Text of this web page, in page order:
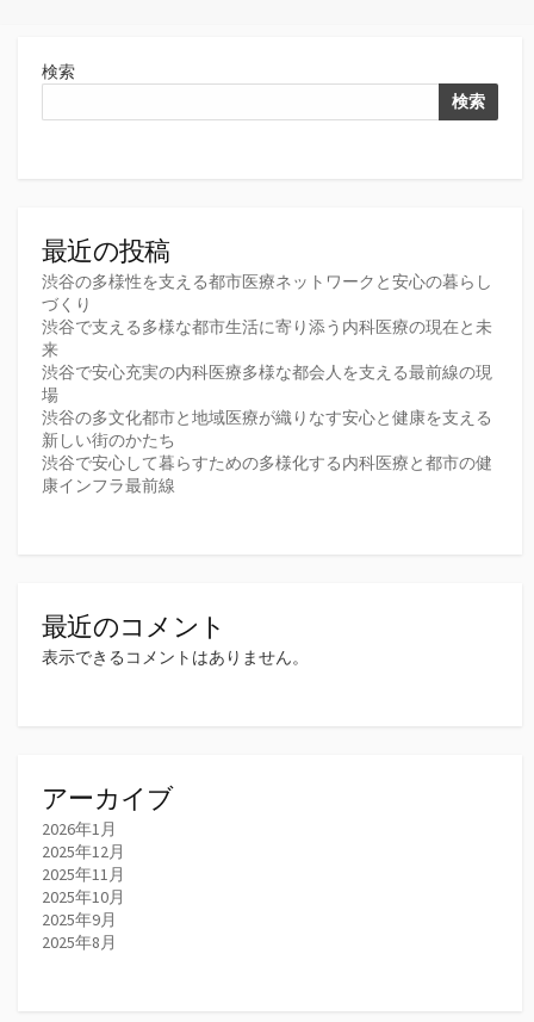
検索
検索
最近の投稿
渋谷の多様性を支える都市医療ネットワークと安心の暮らし
づくり
渋谷で支える多様な都市生活に寄り添う内科医療の現在と未
来
渋谷で安心充実の内科医療多様な都会人を支える最前線の現
場
渋谷の多文化都市と地域医療が織りなす安心と健康を支える
新しい街のかたち
渋谷で安心して暮らすための多様化する内科医療と都市の健
康インフラ最前線
最近のコメント
表示できるコメントはありません。
アーカイブ
2026年1月
2025年12月
2025年11月
2025年10月
2025年9月
2025年8月